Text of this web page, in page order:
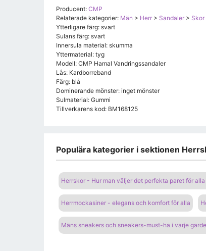
Producent: CMP
Relaterade kategorier: Män > Herr > Sandaler > Skor
Ytterligare färg: svart
Sulans färg: svart
Innersula material: skumma
Yttermaterial: tyg
Modell: CMP Hamal Vandringssandaler
Lås: Kardborreband
Färg: blå
Dominerande mönster: inget mönster
Sulmaterial: Gummi
Tillverkarens kod: BM168125
Populära kategorier i sektionen
Herrskor - Hur man väljer det perfekta paret för
Herrmockasiner - elegans och komfort för alla
Mäns sneakers och sneakers-must-ha i varje